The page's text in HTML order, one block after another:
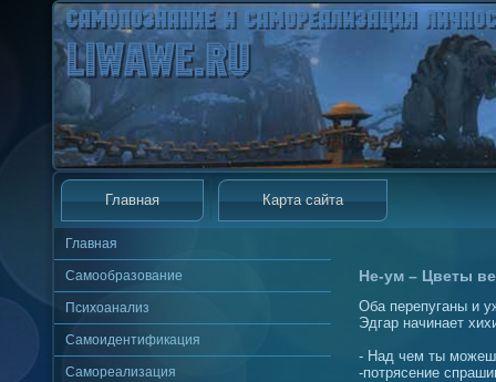
Главная Карта сайта
Главная
Самообразование
Психоанализ
Самоидентификация
Самореализация
Не-ум – Цветы
Оба перепуганы и
Эдгар начинает
- Над чем ты
-потрясение